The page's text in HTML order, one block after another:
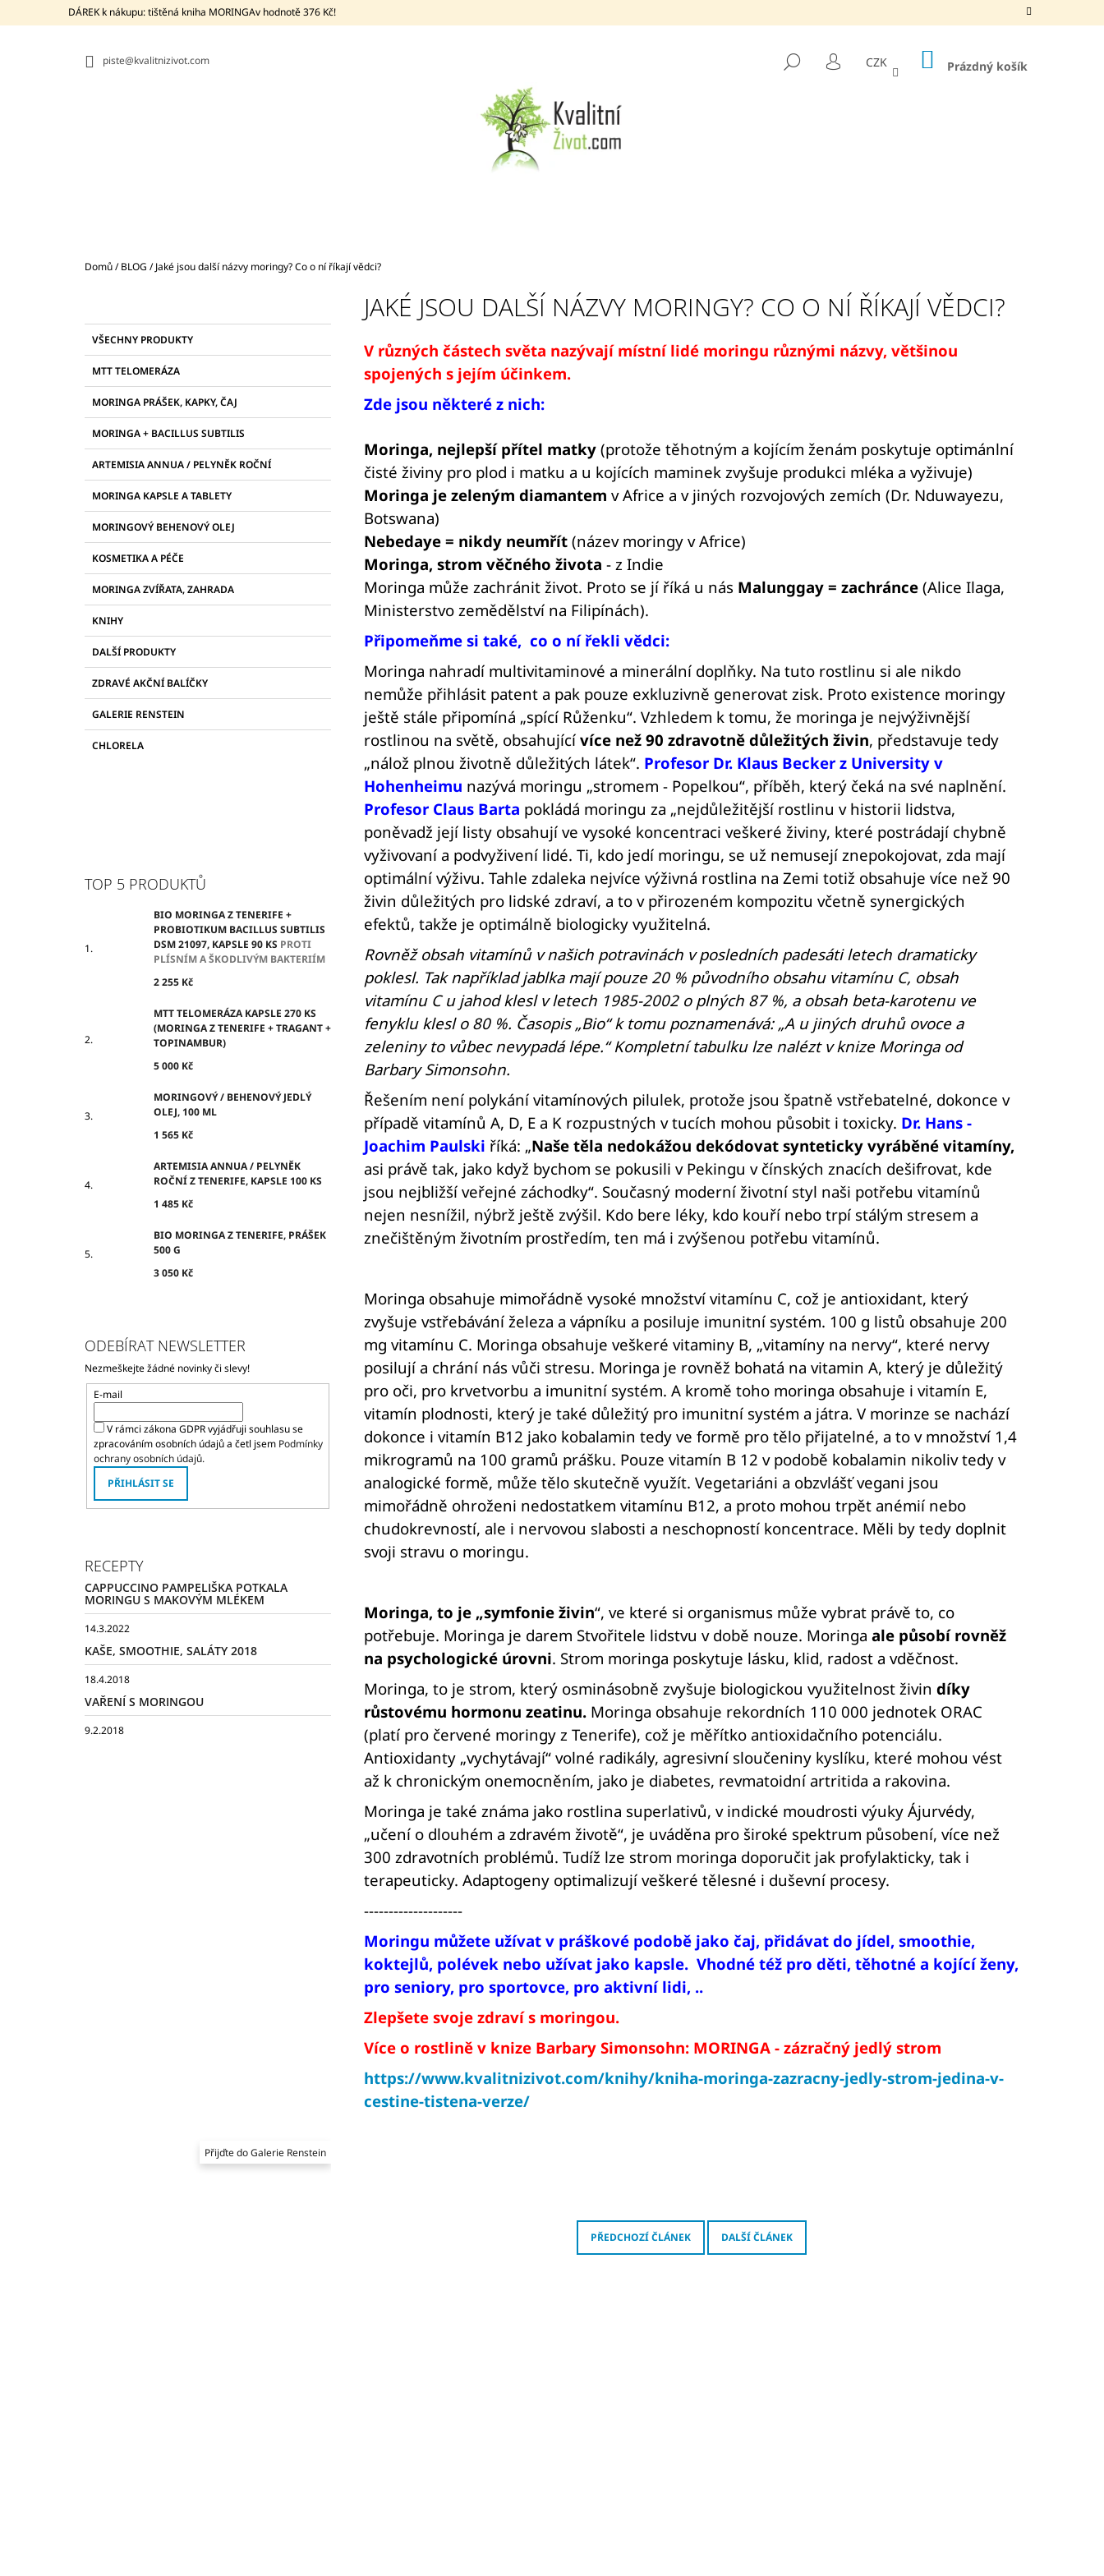
DÁREK k nákupu: tištěná kniha MORINGAv hodnotě 376 Kč!
piste@kvalitnizivot.com HLEDAT
PŘIHLÁŠENÍ
CZK NÁKUPNÍ
KOŠÍK
Prázdný košík
Domů/ BLOG / Jaké jsou další názvy moringy? Co o ní říkají vědci?
kategorie
K
T
G
O
R
E
VŠECHNY PRODUKTY
MTT TELOMERÁZA
MORINGA PRÁŠEK, KAPKY, ČAJ
MORINGA + BACILLUS SUBTILIS
ARTEMISIA ANNUA / PELYNĚK ROČNÍ
MORINGA KAPSLE A TABLETY
MORINGOVÝ BEHENOVÝ OLEJ
KOSMETIKA A PÉČE
MORINGA ZVÍŘATA, ZAHRADA
KNIHY
DALŠÍ PRODUKTY
ZDRAVÉ AKČNÍ BALÍČKY
GALERIE RENSTEIN
CHLORELA
TOP 5 PRODUKTŮ
BIO MORINGA Z TENERIFE +
PROBIOTIKUM BACILLUS SUBTILIS
DSM 21097, KAPSLE 90 KS PROTI
PLÍSNÍM A ŠKODLIVÝM BAKTERIÍM
2 255 Kč
MTT TELOMERÁZA KAPSLE 270 KS
(MORINGA Z TENERIFE + TRAGANT +
TOPINAMBUR)
5 000 Kč
MORINGOVÝ / BEHENOVÝ JEDLÝ
OLEJ, 100 ML
1 565 Kč
ARTEMISIA ANNUA / PELYNĚK
ROČNÍ Z TENERIFE, KAPSLE 100 KS
1 485 Kč
BIO MORINGA Z TENERIFE, PRÁŠEK
500 G
3 050 Kč
ODEBÍRAT NEWSLETTER
Nezmeškejte žádné novinky či slevy!
E-mail
V rámci zákona GDPR vyjádřuji souhlasu se
zpracováním osobních údajů a četl jsem Podmínky
ochrany osobních údajů.
PŘIHLÁSIT SE
RECEPTY
CAPPUCCINO PAMPELIŠKA POTKALA
MORINGU S MAKOVÝM MLÉKEM
14.3.2022
KAŠE, SMOOTHIE, SALÁTY 2018
18.4.2018
VAŘENÍ S MORINGOU
9.2.2018
Přijďte do Galerie Renstein
JAKÉ JSOU DALŠÍ NÁZVY MORINGY? CO O NÍ ŘÍKAJÍ VĚDCI?
V různých částech světa nazývají místní lidé moringu různými názvy, většinou
spojených s jejím účinkem.
Zde jsou některé z nich:
Moringa, nejlepší přítel matky (protože těhotným a kojícím ženám poskytuje optimánlní
čisté živiny pro plod i matku a u kojících maminek zvyšuje produkci mléka a vyživuje)
Moringa je zeleným diamantem v Africe a v jiných rozvojových zemích (Dr. Nduwayezu,
Botswana)
Nebedaye = nikdy neumřít (název moringy v Africe)
Moringa, strom věčného života - z Indie
Moringa může zachránit život. Proto se jí říká u nás Malunggay = zachránce (Alice Ilaga,
Ministerstvo zemědělství na Filipínách).
Připomeňme si také, co o ní řekli vědci:
Moringa nahradí multivitaminové a minerální doplňky. Na tuto rostlinu si ale nikdo
nemůže přihlásit patent a pak pouze exkluzivně generovat zisk. Proto existence moringy
ještě stále připomíná „spící Růženku“. Vzhledem k tomu, že moringa je nejvýživnější
rostlinou na světě, obsahující více než 90 zdravotně důležitých živin, představuje tedy
„nálož plnou životně důležitých látek“. Profesor Dr. Klaus Becker z University v
Hohenheimu nazývá moringu „stromem - Popelkou“, příběh, který čeká na své naplnění.
Profesor Claus Barta pokládá moringu za „nejdůležitější rostlinu v historii lidstva,
poněvadž její listy obsahují ve vysoké koncentraci veškeré živiny, které postrádají chybně
vyživovaní a podvyživení lidé. Ti, kdo jedí moringu, se už nemusejí znepokojovat, zda mají
optimální výživu. Tahle zdaleka nejvíce výživná rostlina na Zemi totiž obsahuje více než 90
živin důležitých pro lidské zdraví, a to v přirozeném kompozitu včetně synergických
efektů, takže je optimálně biologicky využitelná.
Rovněž obsah vitamínů v našich potravinách v posledních padesáti letech dramaticky
poklesl. Tak například jablka mají pouze 20 % původního obsahu vitamínu C, obsah
vitamínu C u jahod klesl v letech 1985-2002 o plných 87 %, a obsah beta-karotenu ve
fenyklu klesl o 80 %. Časopis „Bio“ k tomu poznamenává: „A u jiných druhů ovoce a
zeleniny to vůbec nevypadá lépe.“ Kompletní tabulku lze nalézt v knize Moringa od
Barbary Simonsohn.
Řešením není polykání vitamínových pilulek, protože jsou špatně vstřebatelné, dokonce v
případě vitamínů A, D, E a K rozpustných v tucích mohou působit i toxicky. Dr. Hans -
Joachim Paulski říká: „Naše těla nedokážou dekódovat synteticky vyráběné vitamíny,
asi právě tak, jako když bychom se pokusili v Pekingu v čínských znacích dešifrovat, kde
jsou nejbližší veřejné záchodky“. Současný moderní životní styl naši potřebu vitamínů
nejen nesnížil, nýbrž ještě zvýšil. Kdo bere léky, kdo kouří nebo trpí stálým stresem a
znečištěným životním prostředím, ten má i zvýšenou potřebu vitamínů.
Moringa obsahuje mimořádně vysoké množství vitamínu C, což je antioxidant, který
zvyšuje vstřebávání železa a vápníku a posiluje imunitní systém. 100 g listů obsahuje 200
mg vitamínu C. Moringa obsahuje veškeré vitaminy B, „vitamíny na nervy“, které nervy
posilují a chrání nás vůči stresu. Moringa je rovněž bohatá na vitamin A, který je důležitý
pro oči, pro krvetvorbu a imunitní systém. A kromě toho moringa obsahuje i vitamín E,
vitamín plodnosti, který je také důležitý pro imunitní systém a játra. V morinze se nachází
dokonce i vitamín B12 jako kobalamin tedy ve formě pro tělo přijatelné, a to v množství 1,4
mikrogramů na 100 gramů prášku. Pouze vitamín B 12 v podobě kobalamin nikoliv tedy v
analogické formě, může tělo skutečně využít. Vegetariáni a obzvlášť vegani jsou
mimořádně ohroženi nedostatkem vitamínu B12, a proto mohou trpět anémií nebo
chudokrevností, ale i nervovou slabosti a neschopností koncentrace. Měli by tedy doplnit
svoji stravu o moringu.
Moringa, to je „symfonie živin“, ve které si organismus může vybrat právě to, co
potřebuje. Moringa je darem Stvořitele lidstvu v době nouze. Moringa ale působí rovněž
na psychologické úrovni. Strom moringa poskytuje lásku, klid, radost a vděčnost.
Moringa, to je strom, který osminásobně zvyšuje biologickou využitelnost živin díky
růstovému hormonu zeatinu. Moringa obsahuje rekordních 110 000 jednotek ORAC
(platí pro červené moringy z Tenerife), což je měřítko antioxidačního potenciálu.
Antioxidanty „vychytávají“ volné radikály, agresivní sloučeniny kyslíku, které mohou vést
až k chronickým onemocněním, jako je diabetes, revmatoidní artritida a rakovina.
Moringa je také známa jako rostlina superlativů, v indické moudrosti výuky Ájurvédy,
„učení o dlouhém a zdravém životě“, je uváděna pro široké spektrum působení, více než
300 zdravotních problémů. Tudíž lze strom moringa doporučit jak profylakticky, tak i
terapeuticky. Adaptogeny optimalizují veškeré tělesné i duševní procesy.
--------------------
Moringu můžete užívat v práškové podobě jako čaj, přidávat do jídel, smoothie,
koktejlů, polévek nebo užívat jako kapsle. Vhodné též pro děti, těhotné a kojící ženy,
pro seniory, pro sportovce, pro aktivní lidi, ..
Zlepšete svoje zdraví s moringou.
Více o rostlině v knize Barbary Simonsohn: MORINGA - zázračný jedlý strom
https://www.kvalitnizivot.com/knihy/kniha-moringa-zazracny-jedly-strom-jedina-v-
cestine-tistena-verze/
PŘEDCHOZÍ ČLÁNEK DALŠÍ ČLÁNEK
O
CO POTŘEBUJETE NAJÍT?
HLEDAT
BIO MORINGA Z TENERIFE +
PROBIOTIKUM BACILLUS SUBTILIS DSM
21097, KAPSLE 90 KS
ŠKODLIVÝM BAKTERIÍM
2 255 Kč
MTT TELOMERÁZA KAPSLE 270 KS
(MORINGA Z TENERIFE + TRAGANT +
TOPINAMBUR)
MORINGOVÝ / BEHENOVÝ JEDLÝ OLEJ,
100 ML